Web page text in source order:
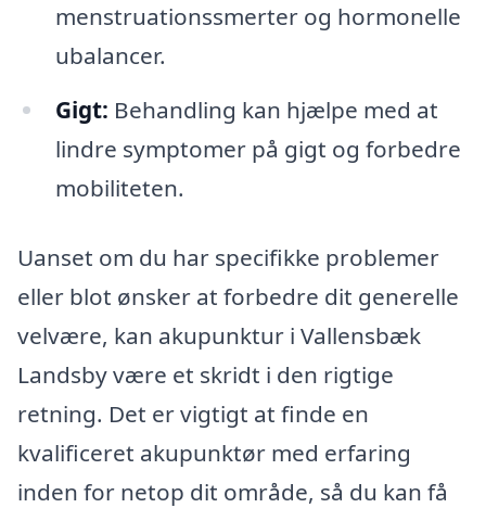
menstruationssmerter og hormonelle
ubalancer.
Gigt: Behandling kan hjælpe med at
lindre symptomer på gigt og forbedre
mobiliteten.
Uanset om du har specifikke problemer
eller blot ønsker at forbedre dit generelle
velvære, kan akupunktur i Vallensbæk
Landsby være et skridt i den rigtige
retning. Det er vigtigt at finde en
kvalificeret akupunktør med erfaring
inden for netop dit område, så du kan få